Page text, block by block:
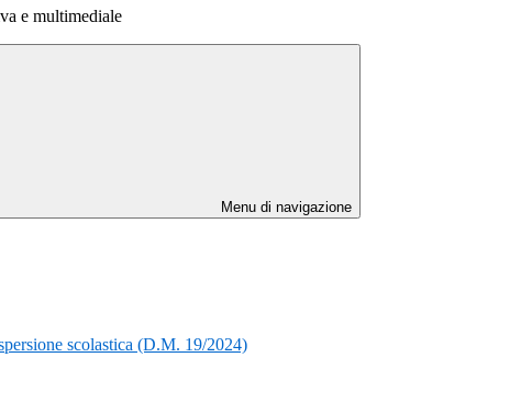
e multimediale
Menu di navigazione
scolastica (D.M. 19/2024)